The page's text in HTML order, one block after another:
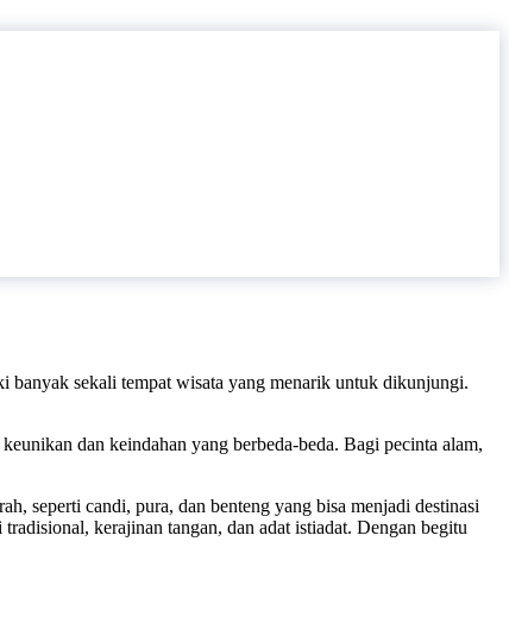
banyak sekali tempat wisata yang menarik untuk dikunjungi.
dan keindahan yang berbeda-beda. Bagi pecinta alam,
seperti candi, pura, dan benteng yang bisa menjadi destinasi
kerajinan tangan, dan adat istiadat. Dengan begitu